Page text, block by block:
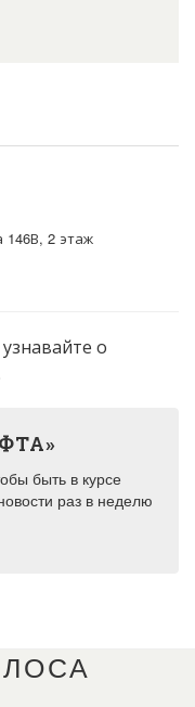
146В, 2 этаж
узнавайте о
быть в курсе
раз в неделю